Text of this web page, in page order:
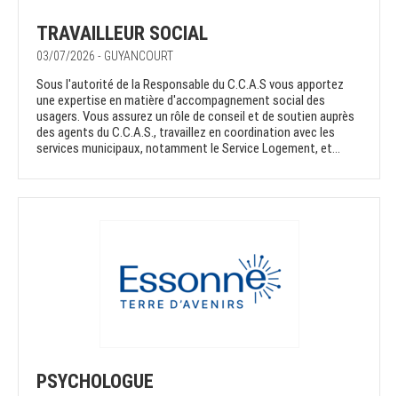
TRAVAILLEUR SOCIAL
03/07/2026 - GUYANCOURT
Sous l'autorité de la Responsable du C.C.A.S vous apportez
une expertise en matière d'accompagnement social des
usagers. Vous assurez un rôle de conseil et de soutien auprès
des agents du C.C.A.S., travaillez en coordination avec les
services municipaux, notamment le Service Logement, et...
PSYCHOLOGUE